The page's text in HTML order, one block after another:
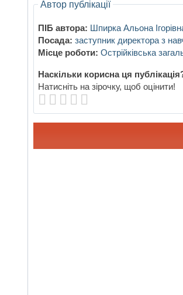
Автор публікації
ПІБ автора: Шпирка Альона
Посада: заступник директора з
Місце роботи: Острійківська
Наскільки корисна ця
Натисніть на зірочку, щоб оцінити!